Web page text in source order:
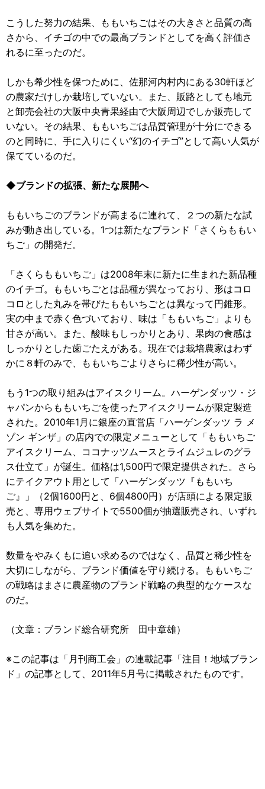
こうした努力の結果、ももいちごはその大きさと品質の高
さから、イチゴの中での最高ブランドとしてを高く評価さ
れるに至ったのだ。
しかも希少性を保つために、佐那河内村内にある30軒ほど
の農家だけしか栽培していない。また、販路としても地元
と卸売会社の大阪中央青果経由で大阪周辺でしか販売して
いない。その結果、ももいちごは品質管理が十分にできる
のと同時に、手に入りにくい“幻のイチゴ”として高い人気が
保てているのだ。
◆ブランドの拡張、新たな展開へ
ももいちごのブランドが高まるに連れて、２つの新たな試
みが動き出している。1つは新たなブランド「さくらももい
ちご」の開発だ。
「さくらももいちご」は2008年末に新たに生まれた新品種
のイチゴ。ももいちごとは品種が異なっており、形はコロ
コロとした丸みを帯びたももいちごとは異なって円錐形。
実の中まで赤く色づいており、味は「ももいちご」よりも
甘さが高い。また、酸味もしっかりとあり、果肉の食感は
しっかりとした歯ごたえがある。現在では栽培農家はわず
かに８軒のみで、ももいちごよりさらに稀少性が高い。
もう1つの取り組みはアイスクリーム。ハーゲンダッツ・ジ
ャパンからももいちごを使ったアイスクリームが限定製造
された。2010年1月に銀座の直営店「ハーゲンダッツ ラ メ
ゾン ギンザ」の店内での限定メニューとして「ももいちご
アイスクリーム、ココナッツムースとライムジュレのグラ
ス仕立て」が誕生。価格は1,500円で限定提供された。さら
にテイクアウト用として「ハーゲンダッツ『ももいち
ご』」（2個1600円と、6個4800円）が店頭による限定販
売と、専用ウェブサイトで5500個が抽選販売され、いずれ
も人気を集めた。
数量をやみくもに追い求めるのではなく、品質と稀少性を
大切にしながら、ブランド価値を守り続ける。ももいちご
の戦略はまさに農産物のブランド戦略の典型的なケースな
のだ。
（文章：ブランド総合研究所 田中章雄）
※この記事は「月刊商工会」の連載記事「注目！地域ブラン
ド」の記事として、2011年5月号に掲載されたものです。